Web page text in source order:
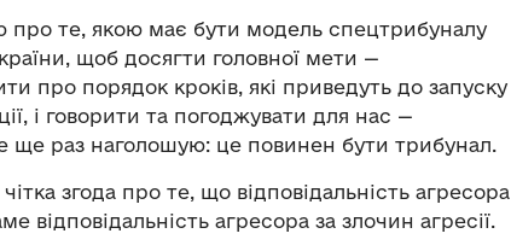
те, якою має бути модель спецтрибуналу
щоб досягти головної мети —
про порядок кроків, які приведуть до запуску
і говорити та погоджувати для нас —
ще раз наголошую: це повинен бути трибунал.
згода про те, що відповідальність агресора
відповідальність агресора за злочин агресії.